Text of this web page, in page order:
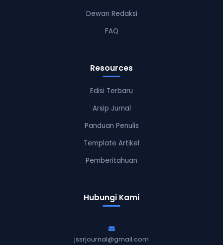
Dewan Redaksi
FAQ
Resources
Edisi Terbaru
Arsip Jurnal
Panduan Penulis
Template Artikel
Pemberitahuan
Hubungi Kami
jssrjournal@gmail.com